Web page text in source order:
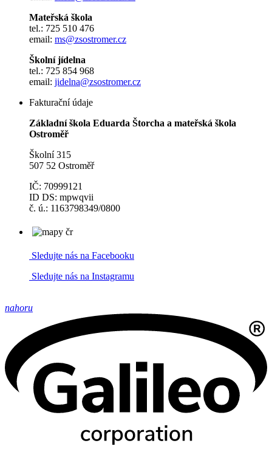
Mateřská škola
tel.: 725 510 476
email: ms@zsostromer.cz
Školní jídelna
tel.: 725 854 968
email: jidelna@zsostromer.cz
Fakturační údaje
Základní škola Eduarda Štorcha a mateřská škola
Ostroměř
Školní 315
507 52 Ostroměř
IČ: 70999121
ID DS: mpwqvii
č. ú.: 1163798349/0800
Sledujte nás na Facebooku
Sledujte nás na Instagramu
nahoru